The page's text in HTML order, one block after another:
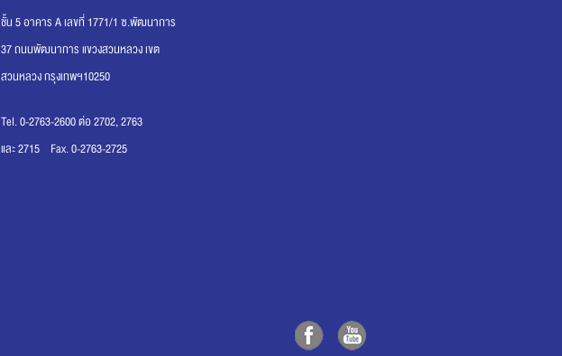
ชั้น 5 อาคาร A เลขที่ 1771/1 ซ.พัฒนาการ
37 ถนนพัฒนาการ แขวงสวนหลวง เขต
สวนหลวง กรุงเทพฯ10250
Tel. 0-2763-2600 ต่อ 2702, 2763
และ 2715 Fax. 0-2763-2725